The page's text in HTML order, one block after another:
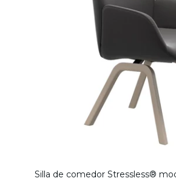
Silla de comedor Stressless®